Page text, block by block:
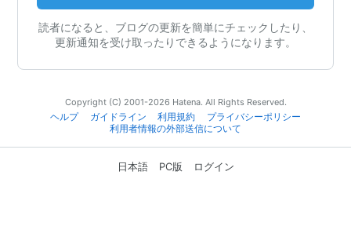
読者になると、ブログの更新を簡単にチェックしたり、
更新通知を受け取ったりできるようになります。
Copyright (C) 2001-2026 Hatena. All Rights Reserved.
ヘルプ
ガイドライン 利用規約
プライバシーポリシー
利用者情報の外部送信について
日本語 PC版 ログイン